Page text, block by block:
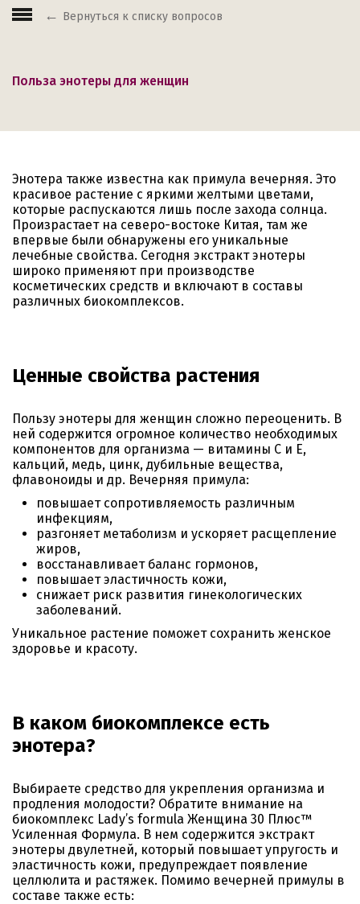
Вернуться к списку вопросов
Польза энотеры для женщин
Энотера также известна как примула вечерняя. Это
красивое растение с яркими желтыми цветами,
которые распускаются лишь после захода солнца.
Произрастает на северо-востоке Китая, там же
впервые были обнаружены его уникальные
лечебные свойства. Сегодня экстракт энотеры
широко применяют при производстве
косметических средств и включают в составы
различных биокомплексов.
Ценные свойства растения
Пользу энотеры для женщин сложно переоценить. В
ней содержится огромное количество необходимых
компонентов для организма — витамины C и E,
кальций, медь, цинк, дубильные вещества,
флавоноиды и др. Вечерняя примула:
повышает сопротивляемость различным
инфекциям,
разгоняет метаболизм и ускоряет расщепление
жиров,
восстанавливает баланс гормонов,
повышает эластичность кожи,
снижает риск развития гинекологических
заболеваний.
Уникальное растение поможет сохранить женское
здоровье и красоту.
В каком биокомплексе есть
энотера?
Выбираете средство для укрепления организма и
продления молодости? Обратите внимание на
биокомплекс Lady’s formula Женщина 30 Плюс™
Усиленная Формула. В нем содержится экстракт
энотеры двулетней, который повышает упругость и
эластичность кожи, предупреждает появление
целлюлита и растяжек. Помимо вечерней примулы в
составе также есть: